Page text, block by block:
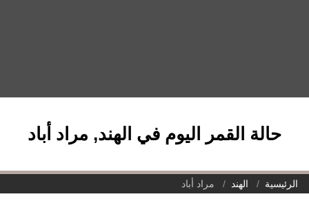
حالة القمر اليوم في الهند, مراد أباد
الرئيسية الهند مراد أباد